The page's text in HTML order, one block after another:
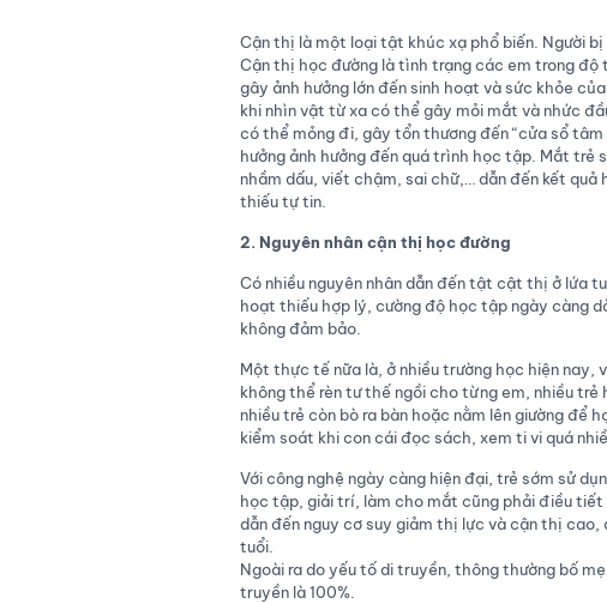
Cận thị là một loại tật khúc xạ phổ biến. Người
Cận thị học đường là tình trạng các em trong
gây ảnh hưởng lớn đến sinh hoạt và sức khỏe
khi nhìn vật từ xa có thể gây mỏi mắt và nhức
có thể mỏng đi, gây tổn thương đến “cửa sổ tâm
hưởng ảnh hưởng đến quá trình học tập. Mắt trẻ
nhầm dấu, viết chậm, sai chữ,… dẫn đến kết
thiếu tự tin.
2. Nguyên nhân cận thị học đường
Có nhiều nguyên nhân dẫn đến tật cật thị ở lứa
hoạt thiếu hợp lý, cường độ học tập ngày càng
không đảm bảo.
Một thực tế nữa là, ở nhiều trường học hiện nay,
không thể rèn tư thế ngồi cho từng em, nhiều
nhiều trẻ còn bò ra bàn hoặc nằm lên giường để
kiểm soát khi con cái đọc sách, xem ti vi quá
Với công nghệ ngày càng hiện đại, trẻ sớm sử
học tập, giải trí, làm cho mắt cũng phải điều tiết
dẫn đến nguy cơ suy giảm thị lực và cận thị
tuổi.
Ngoài ra do yếu tố di truyền, thông thường bố
truyền là 100%.